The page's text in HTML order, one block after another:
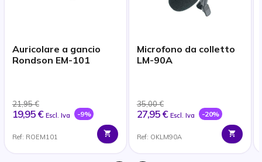
Auricolare a gancio
Rondson EM-101
21,95 €
19,95 € Escl. Iva -9%
Ref: ROEM101
Microfono da colletto
LM-90A
35,00 €
27,95 € Escl. Iva -20%
Ref: OKLM90A